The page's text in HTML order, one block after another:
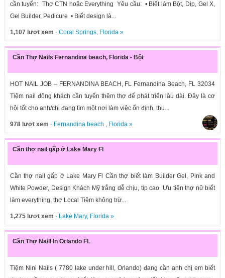
cần tuyển: Thợ CTN hoặc Everything Yêu cầu: • Biết làm Bột, Dip, Gel X,
Gel Builder, Pedicure • Biết design là...
1,107 lượt xem · Coral Springs, Florida»
Cần Thợ Nails Fernandina beach, Florida - Bột
HOT NAIL JOB – FERNANDINA BEACH, FL Fernandina Beach, FL 32034
Tiệm nail đông khách cần tuyển thêm thợ để phát triển lâu dài. Đây là cơ
hội tốt cho anh/chị đang tìm một nơi làm việc ổn định, thu...
978 lượt xem · Fernandina beach , Florida»
Cần thợ nail gấp ở Lake Mary Fl
Cần thợ nail gấp ở Lake Mary Fl Cần thợ biết làm Builder Gel, Pink and
White Powder, Design Khách Mỹ trắng dễ chịu, tip cao Ưu tiên thợ nữ biết
làm everything, thợ Local Tiệm không trừ...
1,275 lượt xem · Lake Mary, Florida»
Cần Thợ Naill In Orlando FL
Tiệm Nini Nails ( 7780 lake under hill, Orlando) đang cần anh chị em biết